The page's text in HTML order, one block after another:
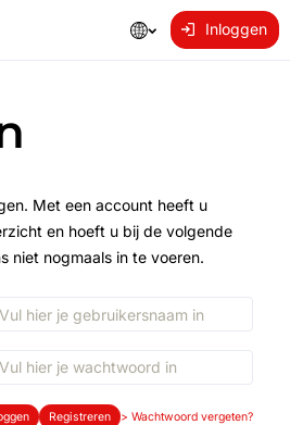
Inloggen
Met een account heeft u
en hoeft u bij de volgende
niet nogmaals in te voeren.
Registreren > Wachtwoord vergeten?